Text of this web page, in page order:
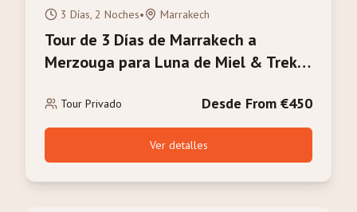
3 Días, 2 Noches• Marrakech
Tour de 3 Días de Marrakech a
Merzouga para Luna de Miel & Trek
Tour Privado Desde From €450
Ver detalles